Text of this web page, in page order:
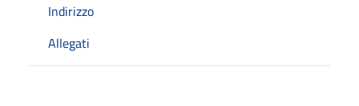
Indirizzo
Allegati